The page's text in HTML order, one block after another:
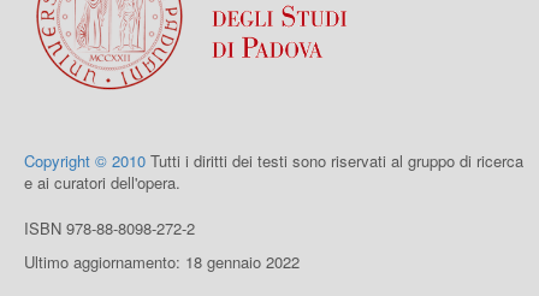
Copyright © 2010 Tutti i diritti dei testi sono riservati al gruppo di ricerca
e ai curatori dell'opera.
ISBN 978-88-8098-272-2
Ultimo aggiornamento: 18 gennaio 2022